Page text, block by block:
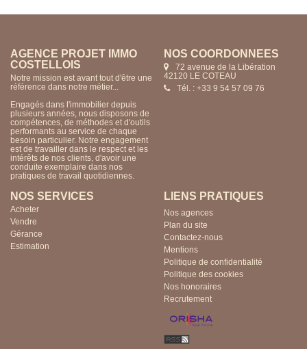
AGENCE PROJET IMMO
COSTELLOIS
Notre mission est avant tout d'être une
référence dans notre métier...
Engagés dans l'immobilier depuis
plusieurs années, nous disposons de
compétences, de méthodes et d'outils
performants au service de chaque
besoin particulier. Notre engagement
est de travailler dans le respect et les
intérêts de nos clients, d'avoir une
conduite exemplaire dans nos
pratiques de travail quotidiennes.
NOS COORDONNÉES
72 avenue de la Libération
42120 LE COTEAU
Tél. : +33 9 54 57 09 76
NOS SERVICES
Acheter
Vendre
Gérance
Estimation
LIENS PRATIQUES
Nos agences
Plan du site
Contactez-nous
Mentions
Politique de confidentialité
Politique des cookies
Nos honoraires
Recrutement